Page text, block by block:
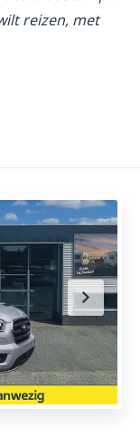
reizen, met